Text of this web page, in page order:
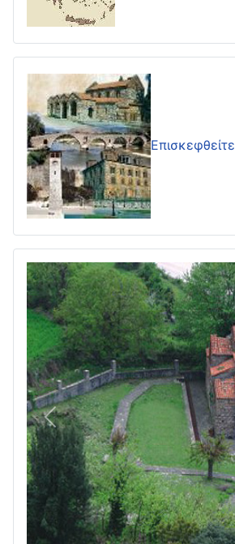
Επισκεφθείτε
Πίσω